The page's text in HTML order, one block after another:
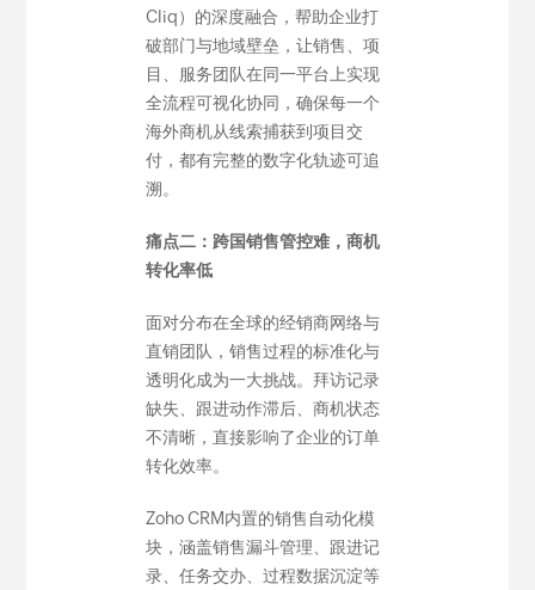
Cliq）的深度融合，帮助企业打
破部门与地域壁垒，让销售、项
目、服务团队在同一平台上实现
全流程可视化协同，确保每一个
海外商机从线索捕获到项目交
付，都有完整的数字化轨迹可追
溯。
痛点二：跨国销售管控难，商机
转化率低
面对分布在全球的经销商网络与
直销团队，销售过程的标准化与
透明化成为一大挑战。拜访记录
缺失、跟进动作滞后、商机状态
不清晰，直接影响了企业的订单
转化效率。
Zoho CRM内置的销售自动化模
块，涵盖销售漏斗管理、跟进记
录、任务交办、过程数据沉淀等